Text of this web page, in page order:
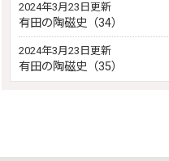
2024年3月23日更新
有田の陶磁史（34）
2024年3月23日更新
有田の陶磁史（35）